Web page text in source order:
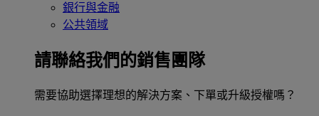
銀行與金融
公共領域
請聯絡我們的銷售團隊
需要協助選擇理想的解決方案、下單或升級授權嗎？